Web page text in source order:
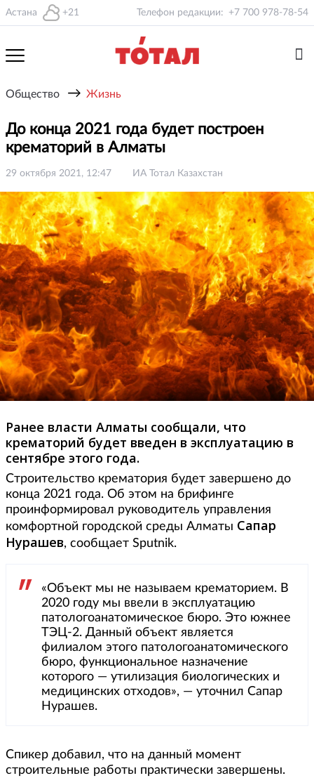
Астана +21 Телефон редакции: +7 700 978-78-54
Общество → Жизнь
До конца 2021 года будет построен
крематорий в Алматы
29 октября 2021, 12:47 ИА Тотал Казахстан
Ранее власти Алматы сообщали, что
крематорий будет введен в эксплуатацию в
сентябре этого года.
Строительство крематория будет завершено до
конца 2021 года. Об этом на брифинге
проинформировал руководитель управления
комфортной городской среды Алматы Сапар
Нурашев, сообщает Sputnik.
«Объект мы не называем крематорием. В
2020 году мы ввели в эксплуатацию
патологоанатомическое бюро. Это южнее
ТЭЦ-2. Данный объект является
филиалом этого патологоанатомического
бюро, функциональное назначение
которого — утилизация биологических и
медицинских отходов», — уточнил Сапар
Нурашев.
Спикер добавил, что на данный момент
строительные работы практически завершены.